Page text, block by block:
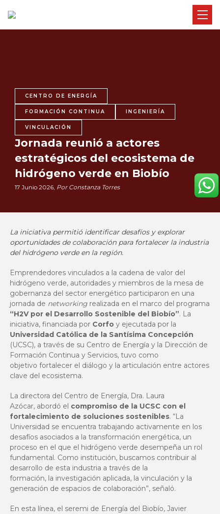
CENTRO DE ENERGÍA
FORMACIÓN CONTINUA INGENIERÍA
VINCULACIÓN
Jornada reunió a actores
estratégicos del ecosistema de
hidrógeno verde en Biobío
17 Junio 2026, Por Constanza Torres
La iniciativa permitió identificar desafíos y explorar
oportunidades de colaboración para fortalecer la industria
del hidrógeno verde en la región.
Emprendedores vinculados a la cadena de valor del
hidrógeno verde, autoridades y miembros de la mesa de
gobernanza del sector energético participaron en una
jornada de networking realizada en el marco del programa
“H2V por el Desarrollo Sostenible del Biobío”. La
iniciativa, financiada por Corfo y ejecutada por la
Universidad Católica de la Santísima Concepción
(UCSC), a través de su Centro de Energía y la Dirección de
Formación Continua y Servicios, tuvo como
objetivo fortalecer el diálogo y la articulación entre actores
clave del ecosistema.
La directora del Centro de Energía, Dra. Laura
Azócar, abordó el compromiso de la UCSC con el
fortalecimiento de soluciones sostenibles. “La
Universidad se encuentra trabajando activamente en los
desafíos asociados a la transformación energética, un
proceso en el que el hidrógeno verde desempeña un rol
fundamental. Como institución, buscamos contribuir al
desarrollo de esta industria a través de la
formación, la investigación aplicada, la vinculación y la
generación de espacios de colaboración”, señaló.
En esta línea, el seremi de Energía del Biobío, Javier